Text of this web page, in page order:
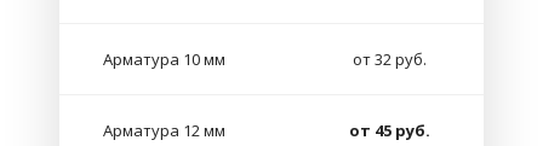
Арматура 10 мм от 32 руб.
Арматура 12 мм от 45 руб.